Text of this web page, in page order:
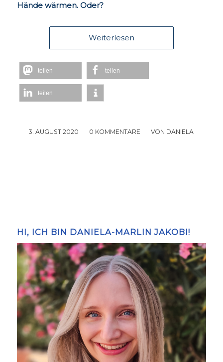
Hände wärmen. Oder?
Weiterlesen
teilen teilen
teilen
3. AUGUST 2020
/ 0 KOMMENTARE
/ VON DANIELA
HI, ICH BIN DANIELA-MARLIN JAKOBI!